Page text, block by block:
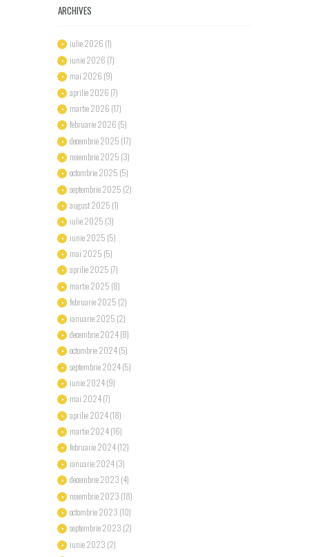
ARCHIVES
iulie2026 (1)
iunie2026 (7)
mai 2026 (9)
aprilie2026 (7)
martie2026 (17)
februarie2026 (5)
decembrie2025 (17)
noiembrie2025 (3)
octombrie2025 (5)
septembrie2025 (2)
august2025 (1)
iulie2025 (3)
iunie2025 (5)
mai 2025 (5)
aprilie2025 (7)
martie2025 (8)
februarie2025 (2)
ianuarie2025 (2)
decembrie2024(8)
octombrie2024(5)
septembrie2024(5)
iunie2024(9)
mai 2024(7)
aprilie2024(18)
martie2024(16)
februarie2024(12)
ianuarie2024(3)
decembrie2023 (4)
noiembrie2023 (18)
octombrie2023 (10)
septembrie2023 (2)
iunie2023 (2)